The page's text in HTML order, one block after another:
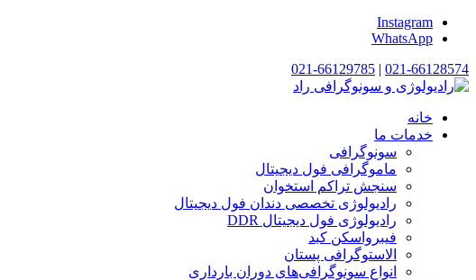
Instagram
WhatsApp
021-66128574
|
021-66129785
خانه
خدمات ما
سونوگرافی
ماموگرافی فول دیجیتال
سنجش تراکم استخوان
رادیولوژی تخصصی دندان فول دیجیتال
رادیولوژی فول دیجیتال DDR
فیبرواسکن کبد
الاستوگرافی پستان
انواع سونوگرافی‌های دوران بارداری